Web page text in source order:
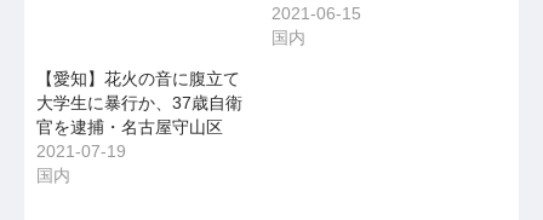
2021-06-15
国内
【愛知】花火の音に腹立て
大学生に暴行か、37歳自衛
官を逮捕・名古屋守山区
2021-07-19
国内